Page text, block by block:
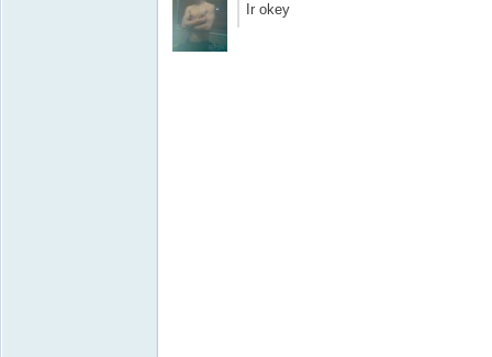
Ir okey